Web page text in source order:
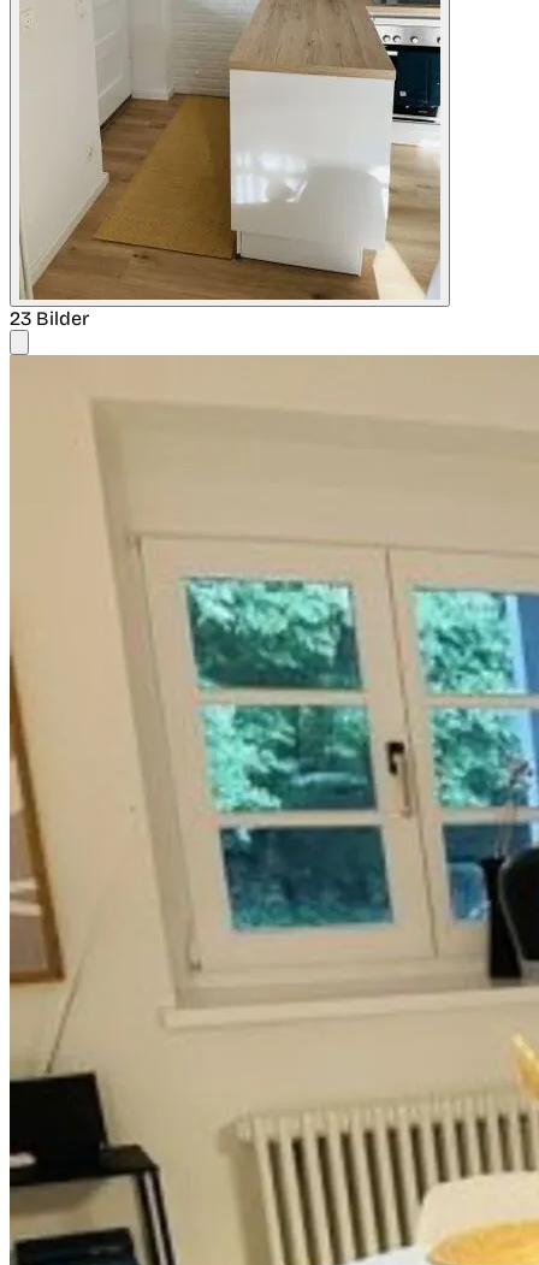
23 Bilder